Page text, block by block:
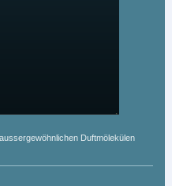
Duftmölekülen